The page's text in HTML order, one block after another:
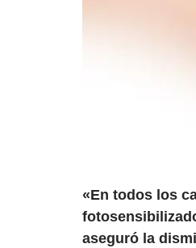
«En todos los
aseguró la